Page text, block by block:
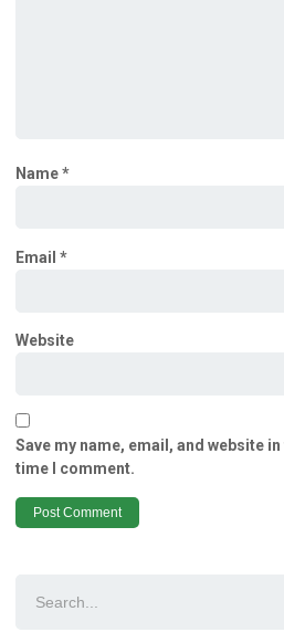
Name*
Email *
Website
Save my name, email, and website
time I comment.